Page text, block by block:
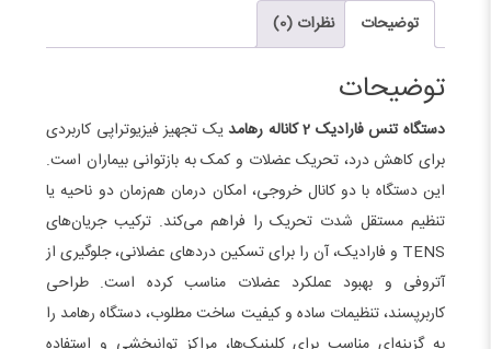
رهامد
توضیحات نظرات (0)
توضیحات
دستگاه تنس فارادیک 2 کاناله رهامد
یک تجهیز فیزیوتراپی کاربردی
برای کاهش درد، تحریک عضلات و کمک به بازتوانی بیماران است.
این دستگاه با دو کانال خروجی، امکان درمان هم‌زمان دو ناحیه یا
تنظیم مستقل شدت تحریک را فراهم می‌کند. ترکیب جریان‌های
TENS و فارادیک، آن را برای تسکین دردهای عضلانی، جلوگیری از
آتروفی و بهبود عملکرد عضلات مناسب کرده است. طراحی
کاربرپسند، تنظیمات ساده و کیفیت ساخت مطلوب، دستگاه رهامد را